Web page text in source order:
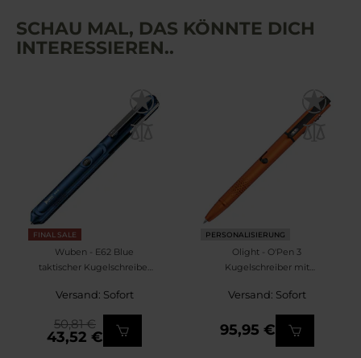
SCHAU MAL, DAS KÖNNTE DICH
INTERESSIEREN..
FINAL SALE
Wuben - E62 Blue
taktischer Kugelschreiber
Lumen
Versand: Sofort
43,52 €
50,81 €
PERSONALISIERUNG
Olight - O'Pen 3
Kugelschreiber mit
120 Lumen
Versand: Sofort
95,95 €